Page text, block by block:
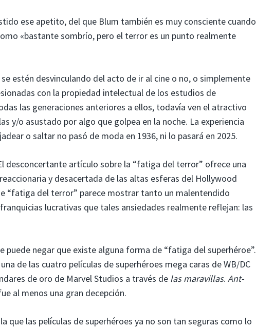
ese apetito, del que Blum también es muy consciente cuando
«bastante sombrío, pero el terror es un punto realmente
estén desvinculando del acto de ir al cine o no, o simplemente
con la propiedad intelectual de los estudios de
las generaciones anteriores a ellos, todavía ven el atractivo
y/o asustado por algo que golpea en la noche. La experiencia
o saltar no pasó de moda en 1936, ni lo pasará en 2025.
desconcertante artículo sobre la “fatiga del terror” ofrece una
y desacertada de las altas esferas del Hollywood
“fatiga del terror” parece mostrar tanto un malentendido
lucrativas que tales ansiedades realmente reflejan: las
puede negar que existe alguna forma de “fatiga del superhéroe”.
de las cuatro películas de superhéroes mega caras de WB/DC
de oro de Marvel Studios a través de las maravillas. Ant-
al menos una gran decepción.
que las películas de superhéroes ya no son tan seguras como lo